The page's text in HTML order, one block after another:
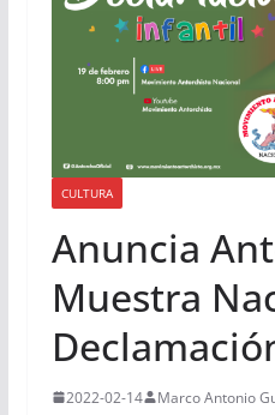
CULTURA
Anuncia
Muestra
2022-02-14 Marco Antonio